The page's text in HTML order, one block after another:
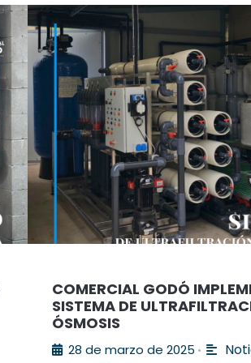
COMERCIAL GODÓ
SISTEMA DE
ÓSMOSIS
28 de marzo de 2025 •